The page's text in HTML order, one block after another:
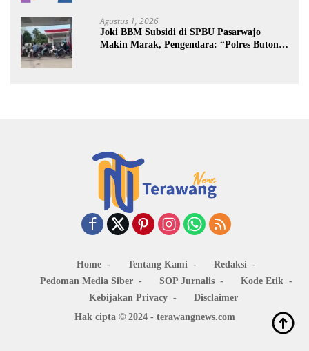
Agustus 1, 2026
Joki BBM Subsidi di SPBU Pasarwajo
Makin Marak, Pengendara: “Polres Buton
Home Tentang Kami
Redaksi
Pedoman Media Siber
SOP Jurnalis
Kode Etik
Kebijakan Privacy
Disclaimer
Hak cipta © 2024 - terawangnews.com